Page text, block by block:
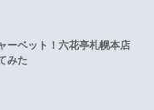
ーベット！六花亭札幌本店
みた